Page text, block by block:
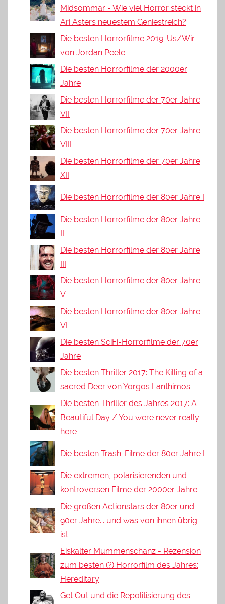
Midsommar - Wie viel Horror steckt in
Ari Asters neuestem Geniestreich?
Die besten Horrorfilme 2019: Us/Wir
von Jordan Peele
Die besten Horrorfilme der 2000er
Jahre
Die besten Horrorfilme der 70er Jahre
VII
Die besten Horrorfilme der 70er Jahre
VIII
Die besten Horrorfilme der 70er Jahre
XII
Die besten Horrorfilme der 80er Jahre I
Die besten Horrorfilme der 80er Jahre
II
Die besten Horrorfilme der 80er Jahre
III
Die besten Horrorfilme der 80er Jahre
V
Die besten Horrorfilme der 80er Jahre
VI
Die besten SciFi-Horrorfilme der 70er
Jahre
Die besten Thriller 2017: The Killing of a
sacred Deer von Yorgos Lanthimos
Die besten Thriller des Jahres 2017: A
Beautiful Day / You were never really
here
Die besten Trash-Filme der 80er Jahre I
Die extremen, polarisierenden und
kontroversen Filme der 2000er Jahre
Die großen Actionstars der 80er und
90er Jahre... und was von ihnen übrig
ist
Eiskalter Mummenschanz - Rezension
zum besten (?) Horrorfilm des Jahres:
Hereditary
Get Out und die Repolitisierung des